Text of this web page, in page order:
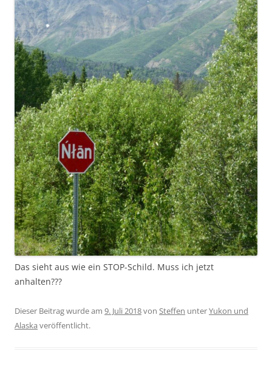
Das sieht aus wie ein STOP-Schild. Muss ich jetzt
anhalten???
Dieser Beitrag wurde am 9. Juli 2018von Steffen unterYukon und
Alaska veröffentlicht.